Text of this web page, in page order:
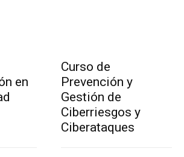
en
Curso de
Prevención y
Gestión de
Ciberriesgos y
Ciberataques